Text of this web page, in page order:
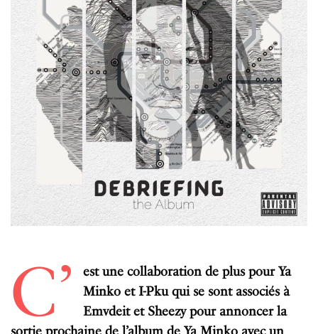
C’
est une collaboration de plus pour Ya
Minko et I-Pku qui se sont associés à
Emvdeit et Sheezy pour annoncer la